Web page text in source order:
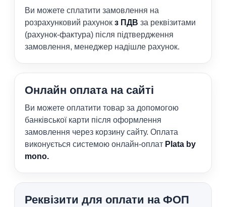
Ви можете сплатити замовлення на
розрахунковий рахунок з ПДВ за реквізитами
(рахунок-фактура) після підтвердження
замовлення, менеджер надішле рахунок.
Онлайн оплата на сайті
Ви можете оплатити товар за допомогою
банківської карти після оформлення
замовлення через корзину сайту. Оплата
виконується системою онлайн-оплат Plata by
mono.
Реквізити для оплати на ФОП